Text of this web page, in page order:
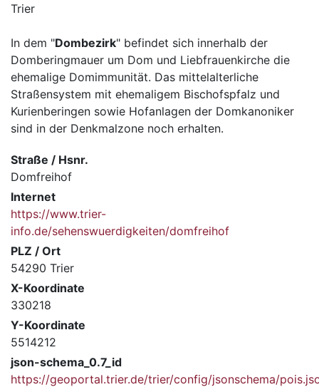
Trier
In dem "Dombezirk" befindet sich innerhalb der
Domberingmauer um Dom und Liebfrauenkirche die
ehemalige Domimmunität. Das mittelalterliche
Straßensystem mit ehemaligem Bischofspfalz und
Kurienberingen sowie Hofanlagen der Domkanoniker
sind in der Denkmalzone noch erhalten.
Straße / Hsnr.
Domfreihof
Internet
https://www.trier-
info.de/sehenswuerdigkeiten/domfreihof
PLZ / Ort
54290 Trier
X-Koordinate
330218
Y-Koordinate
5514212
json-schema_0.7_id
https://geoportal.trier.de/trier/config/jsonschema/